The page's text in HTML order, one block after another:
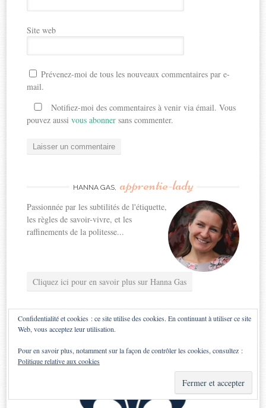
Site web
Prévenez-moi de tous les nouveaux commentaires par e-
mail.
Notifiez-moi des commentaires à venir via émail. Vous
pouvez aussivous abonner sans commenter.
HANNA GAS, apprentie-lady
Passionnée par les subtilités de l'étiquette,
les règles de savoir-vivre, et les
raffinements de la politesse...
Cliquez ici pour en savoir plus sur Hanna Gas
Confidentialité et cookies : ce site utilise des cookies. En continuant à utiliser ce site
Web, vous acceptez leur utilisation.
Pour en savoir plus, notamment sur la façon de contrôler les cookies, consultez :
Politique relative aux cookies